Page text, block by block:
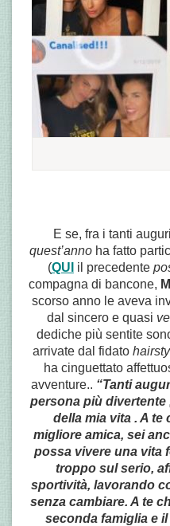
E se, fra i tanti
quest’anno ha fatto
(QUI il precedente
compagna di bancone,
scorso anno le aveva
dal sincero e quasi
dediche più sentite
arrivate dal fidato
ha cinguettato
avventure.. “Tanti
persona più divertente
della mia vita . A te
migliore amica, sei
possa vivere una vita
troppo sul serio,
sportività, lavorando
senza cambiare. A te
seconda famiglia e